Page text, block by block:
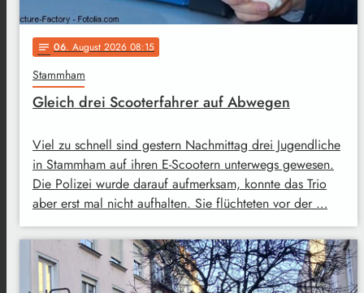
notes 06. August 2026 08:15
Stammham
Gleich drei Scooterfahrer auf Abwegen
Viel zu schnell sind gestern Nachmittag drei Jugendliche
in Stammham auf ihren E-Scootern unterwegs gewesen.
Die Polizei wurde darauf aufmerksam, konnte das Trio
aber erst mal nicht aufhalten. Sie flüchteten vor der …